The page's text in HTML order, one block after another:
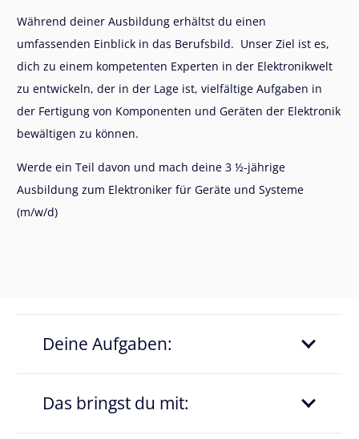
Während deiner Ausbildung erhältst du einen
umfassenden Einblick in das Berufsbild. Unser Ziel ist es,
dich zu einem kompetenten Experten in der Elektronikwelt
zu entwickeln, der in der Lage ist, vielfältige Aufgaben in
der Fertigung von Komponenten und Geräten der Elektronik
bewältigen zu können.
Werde ein Teil davon und mach deine 3 ½-jährige
Ausbildung zum Elektroniker für Geräte und Systeme
(m/w/d)
Deine Aufgaben:
Das bringst du mit: